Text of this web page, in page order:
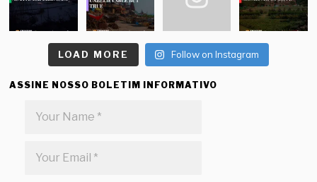
LOAD MORE Follow on Instagram
ASSINE NOSSO BOLETIM INFORMATIVO